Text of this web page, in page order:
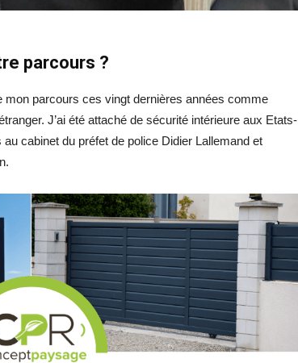
parcours ?
mon parcours ces vingt dernières années comme
J’ai été attaché de sécurité intérieure aux Etats-
cabinet du préfet de police Didier Lallemand et